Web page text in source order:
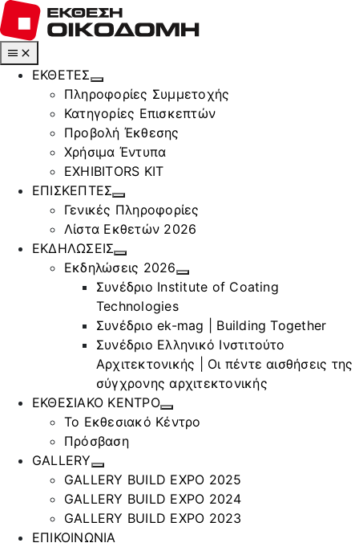
Μετάβαση
στο
περιεχόμενο
Toggle
Navigation
ΕΚΘΕΤΕΣ
Πληροφορίες Συμμετοχής
Κατηγορίες Επισκεπτών
Προβολή Έκθεσης
Χρήσιμα Έντυπα
EXHIBITORS KIT
ΕΠΙΣΚΕΠΤΕΣ
Γενικές Πληροφορίες
Λίστα Εκθετών 2026
ΕΚΔΗΛΩΣΕΙΣ
Εκδηλώσεις 2026
Συνέδριο Institute of Coating
Technologies
Συνέδριο ek-mag | Building Together
Συνέδριο Ελληνικό Ινστιτούτο
Αρχιτεκτονικής | Οι πέντε αισθήσεις της
σύγχρονης αρχιτεκτονικής
ΕΚΘΕΣΙΑΚΟ ΚΕΝΤΡΟ
Το Εκθεσιακό Κέντρο
Πρόσβαση
GALLERY
GALLERY BUILD EXPO 2025
GALLERY BUILD EXPO 2024
GALLERY BUILD EXPO 2023
ΕΠΙΚΟΙΝΩΝΙΑ